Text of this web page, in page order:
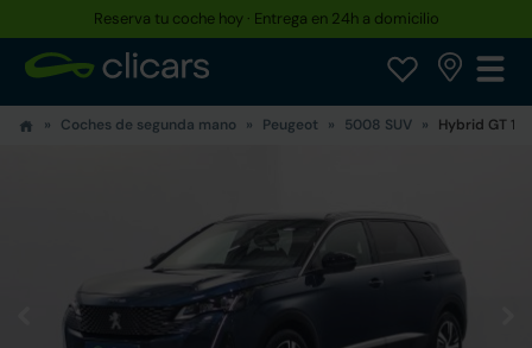
Reserva tu coche hoy · Entrega en 24h a domicilio
Coches de segunda mano Peugeot 5008 SUV Hybrid GT